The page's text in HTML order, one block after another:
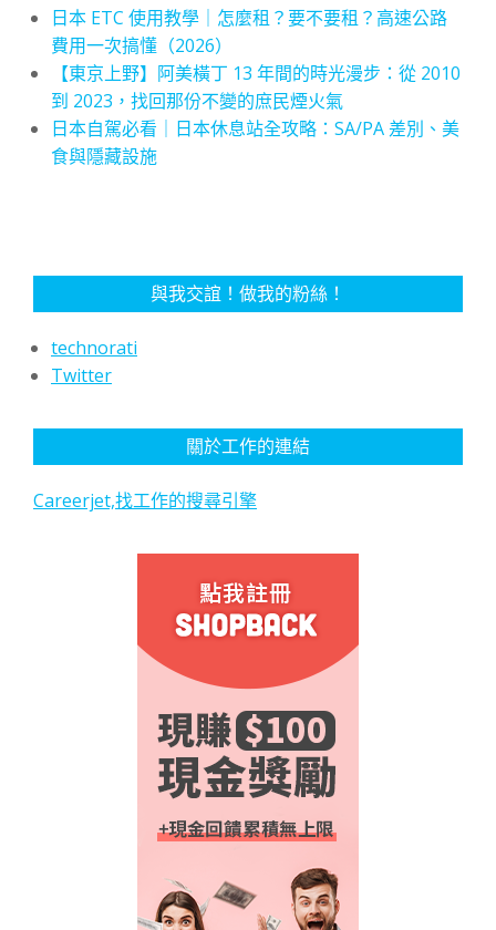
日本 ETC 使用教學｜怎麼租？要不要租？高速公路
費用一次搞懂（2026）
【東京上野】阿美橫丁 13 年間的時光漫步：從 2010
到 2023，找回那份不變的庶民煙火氣
日本自駕必看｜日本休息站全攻略：SA/PA 差別、美
食與隱藏設施
與我交誼！做我的粉絲！
technorati
Twitter
關於工作的連結
Careerjet,找工作的搜尋引擎